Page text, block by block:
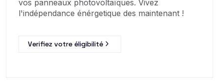
vos panneaux photovoltaïques. Vivez
l'indépendance énérgetique des maintenant !
Verifiez votre éligibilité